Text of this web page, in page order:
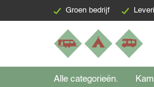
Groen bedrijf
Alle categorieën.